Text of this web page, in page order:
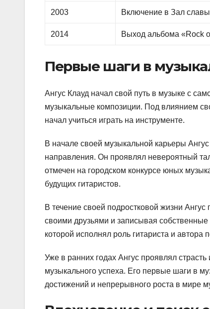
2003 Включение в Зал
2014 Выход альбома «Rock
Первые шаги в
Ангус Клауд начал свой путь в музыке с
музыкальные композиции. Под влиянием
начал учиться играть на инструменте.
В начале своей музыкальной карьеры
направления. Он проявлял невероятный
отмечен на городском конкурсе юных
будущих гитаристов.
В течение своей подростковой жизни
своими друзьями и записывая
которой исполнял роль гитариста и автора
Уже в ранних годах Ангус проявлял
музыкального успеха. Его первые шаги в
достижений и непрерывного роста в мире